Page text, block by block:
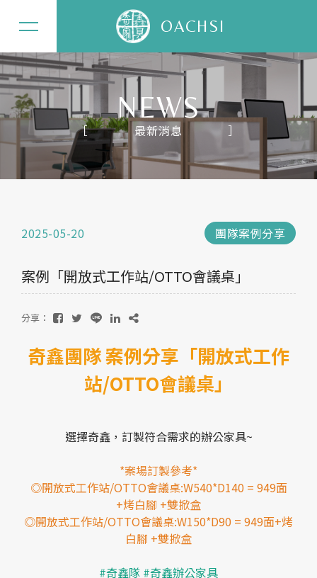
NEWS
最新消息
2025-05-20 團隊案例分享
案例「開放式工作站/OTTO會議桌」
分享：
奇鑫團隊 案例分享「開放式工作
站/OTTO會議桌」
選擇奇鑫，訂製符合需求的辦公家具~
*案場訂製參考*
◎開放式工作站/OTTO會議桌:W540*D140 = 949面
+烤白腳 +雙掀盒
◎開放式工作站/OTTO會議桌:W150*D90 = 949面+烤
白腳 +雙掀盒
#奇鑫隊 #奇鑫辦公家具
OACHSI
關於奇鑫
最新消息
聯絡我們 目錄下載
2023 © 奇鑫家具All RIGHT RESERVE
網站設計